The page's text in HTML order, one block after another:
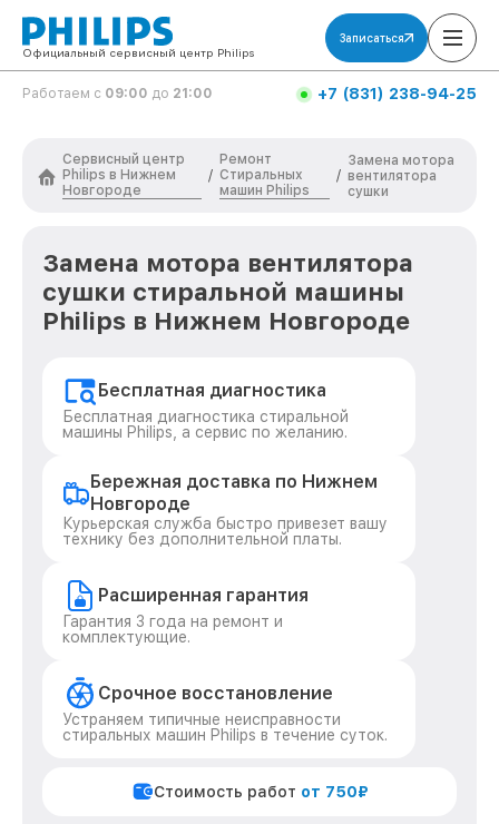
Официальный сервисный центр Philips
Записаться
Работаем с 09:00 до 21:00 +7 (831) 238-94-25
Сервисный центр
Philips в Нижнем
Новгороде
/
Ремонт
Стиральных
машин Philips
/
Замена мотора
вентилятора
сушки
Замена мотора вентилятора
сушки стиральной машины
Philips в Нижнем Новгороде
Бесплатная диагностика
Бесплатная диагностика стиральной
машины Philips, а сервис по желанию.
Бережная доставка по Нижнем
Новгороде
Курьерская служба быстро привезет вашу
технику без дополнительной платы.
Расширенная гарантия
Гарантия 3 года на ремонт и
комплектующие.
Срочное восстановление
Устраняем типичные неисправности
стиральных машин Philips в течение суток.
Стоимость работ от 750₽